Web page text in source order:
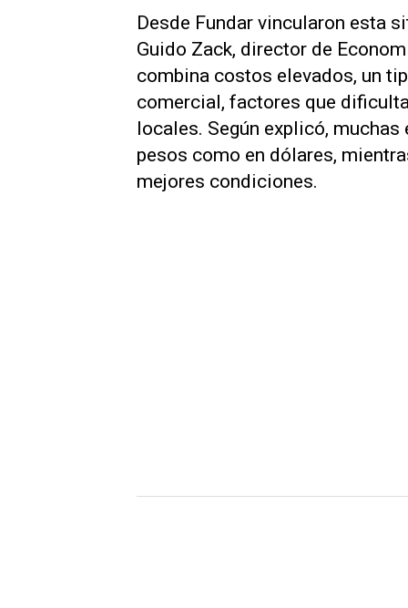
Desde Fundar vincularon esta
Guido Zack, director de
combina costos elevados, un
comercial, factores que
locales. Según explicó,
pesos como en dólares,
mejores condiciones.